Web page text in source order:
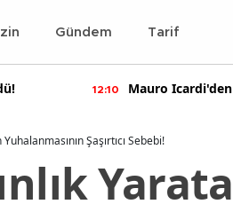
Gündem Tarif
12:10
Mauro Icardi'den
Şaşırtıcı Sebebi!